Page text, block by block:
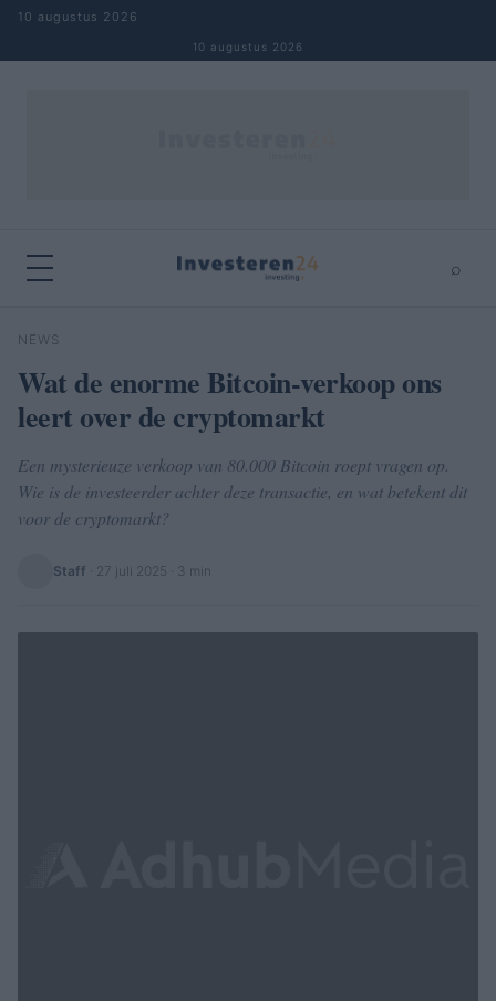
Naar inhoud springen
10 augustus 2026
10 augustus 2026
⌕
Zoeken
NEWS
Wat de enorme Bitcoin-verkoop ons
leert over de cryptomarkt
Een mysterieuze verkoop van 80.000 Bitcoin roept vragen op.
Wie is de investeerder achter deze transactie, en wat betekent dit
voor de cryptomarkt?
Staff 27 juli 2025 · 3 min